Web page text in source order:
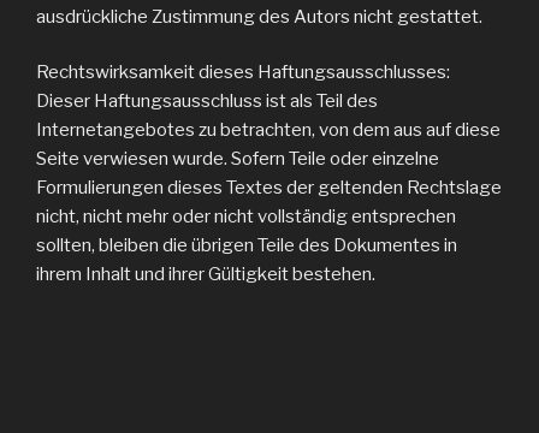
ausdrückliche Zustimmung des Autors nicht gestattet.
Rechtswirksamkeit dieses Haftungsausschlusses:
Dieser Haftungsausschluss ist als Teil des
Internetangebotes zu betrachten, von dem aus auf diese
Seite verwiesen wurde. Sofern Teile oder einzelne
Formulierungen dieses Textes der geltenden Rechtslage
nicht, nicht mehr oder nicht vollständig entsprechen
sollten, bleiben die übrigen Teile des Dokumentes in
ihrem Inhalt und ihrer Gültigkeit bestehen.